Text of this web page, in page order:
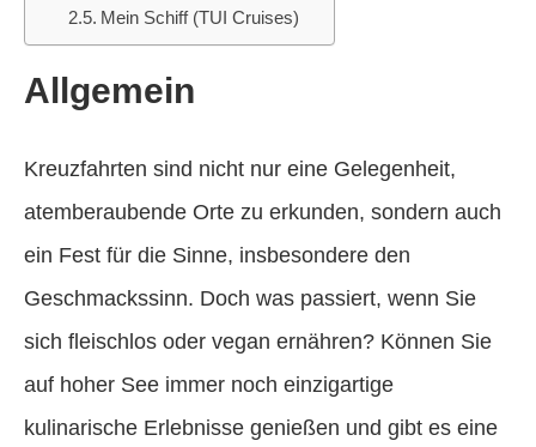
Mein Schiff (TUI Cruises)
Allgemein
Kreuzfahrten sind nicht nur eine Gelegenheit,
atemberaubende Orte zu erkunden, sondern auch
ein Fest für die Sinne, insbesondere den
Geschmackssinn. Doch was passiert, wenn Sie
sich fleischlos oder vegan ernähren? Können Sie
auf hoher See immer noch einzigartige
kulinarische Erlebnisse genießen und gibt es eine